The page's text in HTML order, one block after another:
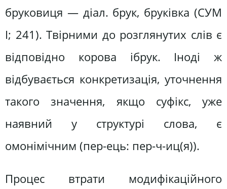
бруковиця — діал. брук, бруківка (СУМ
І; 241). Твірними до розглянутих слів є
відповідно корова ібрук. Іноді ж
відбувається конкретизація, уточнення
такого значення, якщо суфікс, уже
наявний у структурі слова, є
омонімічним (пер-ець: пер-ч-иц(я)).
Процес втрати модифікаційного